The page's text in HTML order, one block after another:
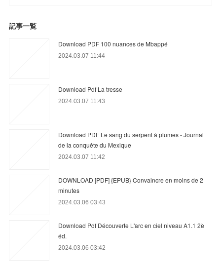
記事一覧
Download PDF 100 nuances de Mbappé
2024.03.07 11:44
Download Pdf La tresse
2024.03.07 11:43
Download PDF Le sang du serpent à plumes - Journal
de la conquête du Mexique
2024.03.07 11:42
DOWNLOAD [PDF] {EPUB} Convaincre en moins de 2
minutes
2024.03.06 03:43
Download Pdf Découverte L'arc en ciel niveau A1.1 2è
éd.
2024.03.06 03:42